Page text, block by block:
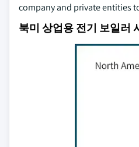
company and private entities
북미 상업용 전기 보일러